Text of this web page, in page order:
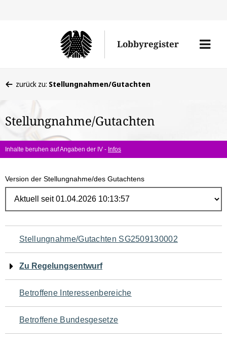
Lobbyregister
Menü
befinden
hier:
zurück zu: Stellungnahmen/Gutachten
Stellungnahme/Gutachten
Inhalte beruhen auf Angaben der IV - Infos
Version der Stellungnahme/des Gutachtens
Navigation
für
den
Seiteninhalt
Stellungnahme/Gutachten SG2509130002
Zu Regelungsentwurf
Betroffene Interessenbereiche
Betroffene Bundesgesetze